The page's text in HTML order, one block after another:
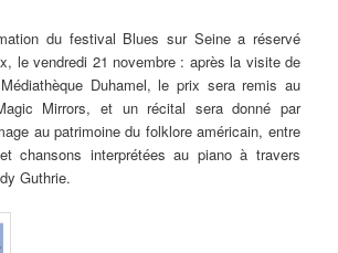
du festival Blues sur Seine a réservé
le vendredi 21 novembre : après la visite de
Duhamel, le prix sera remis au
Mirrors, et un récital sera donné par
au patrimoine du folklore américain, entre
chansons interprétées au piano à travers
Guthrie.